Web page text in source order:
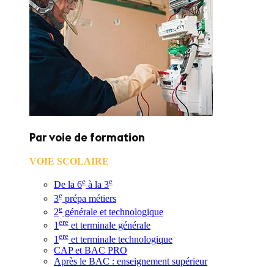
Par voie de formation
VOIE SCOLAIRE
De la 6e à la 3e
3e prépa métiers
2e générale et technologique
1 ere et terminale générale
1 ere et terminale technologique
CAP et BAC PRO
Après le BAC : enseignement supérieur